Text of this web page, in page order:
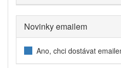
Novinky emailem
Ano, chci dostávat